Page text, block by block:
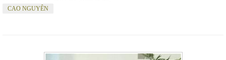
CAO NGUYÊN